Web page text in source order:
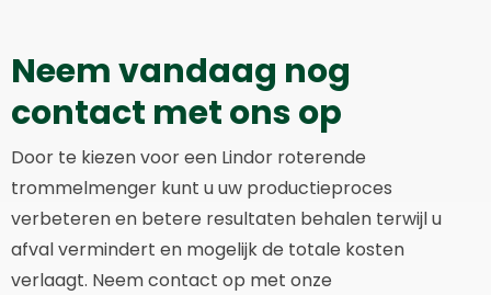
Neem vandaag nog
contact met ons op
Door te kiezen voor een Lindor roterende
trommelmenger kunt u uw productieproces
verbeteren en betere resultaten behalen terwijl u
afval vermindert en mogelijk de totale kosten
verlaagt. Neem contact op met onze